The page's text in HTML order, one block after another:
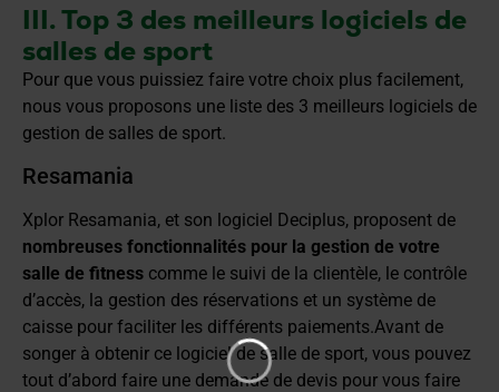
III. Top 3 des meilleurs logiciels de
salles de sport
Pour que vous puissiez faire votre choix plus facilement,
nous vous proposons une liste des 3 meilleurs logiciels de
gestion de salles de sport.
Resamania
Xplor Resamania, et son logiciel Deciplus, proposent de
nombreuses fonctionnalités pour la gestion de votre
salle de fitness comme le suivi de la clientèle, le contrôle
d’accès, la gestion des réservations et un système de
caisse pour faciliter les différents paiements.Avant de
songer à obtenir ce logiciel de salle de sport, vous pouvez
tout d’abord faire une demande de devis pour vous faire